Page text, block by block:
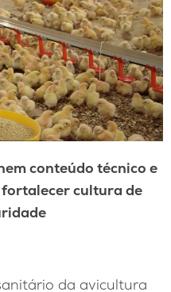
conteúdo técnico e
cultura de
da avicultura